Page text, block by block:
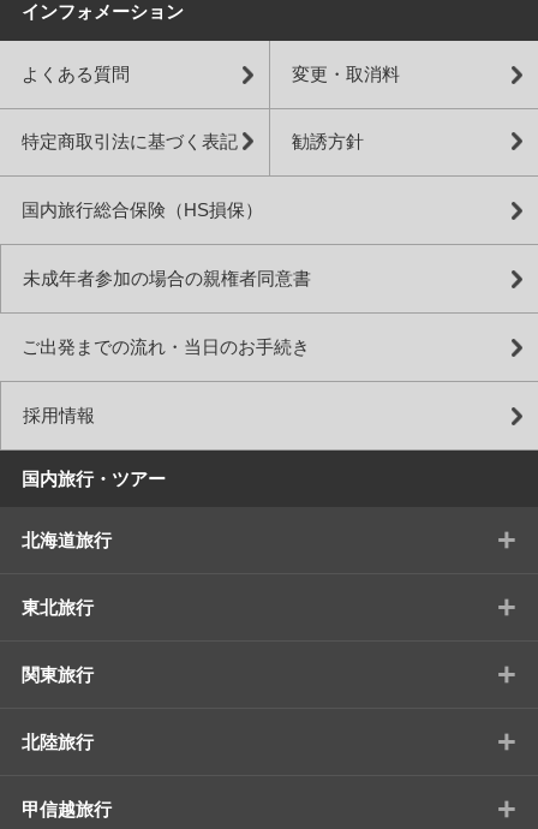
インフォメーション
よくある質問 変更・取消料
特定商取引法に基づく表記 勧誘方針
国内旅行総合保険（HS損保）
未成年者参加の場合の親権者同意書
ご出発までの流れ・当日のお手続き
採用情報
国内旅行・ツアー
北海道旅行 +
東北旅行 +
関東旅行 +
北陸旅行 +
甲信越旅行 +